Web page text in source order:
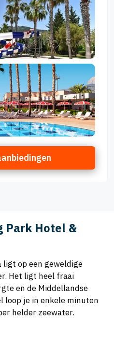
Park Hotel &
ligt op een geweldige
Het ligt heel fraai
en de Middellandse
loop je in enkele minuten
helder zeewater.